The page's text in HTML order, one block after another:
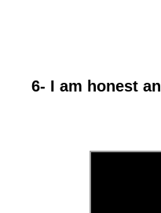
6- I am honest